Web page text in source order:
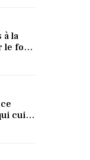
à la
le four
cuit